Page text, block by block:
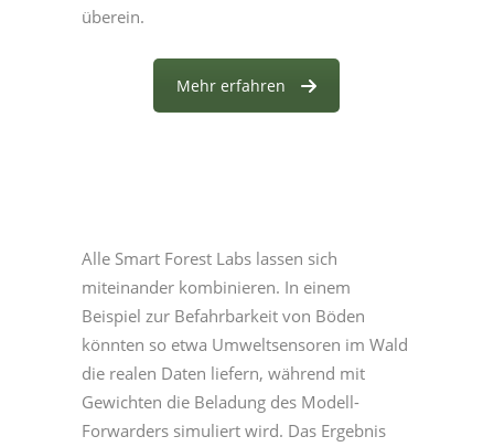
überein.
Mehr erfahren
Alle Smart Forest Labs lassen sich
miteinander kombinieren. In einem
Beispiel zur Befahrbarkeit von Böden
könnten so etwa Umweltsensoren im Wald
die realen Daten liefern, während mit
Gewichten die Beladung des Modell-
Forwarders simuliert wird. Das Ergebnis